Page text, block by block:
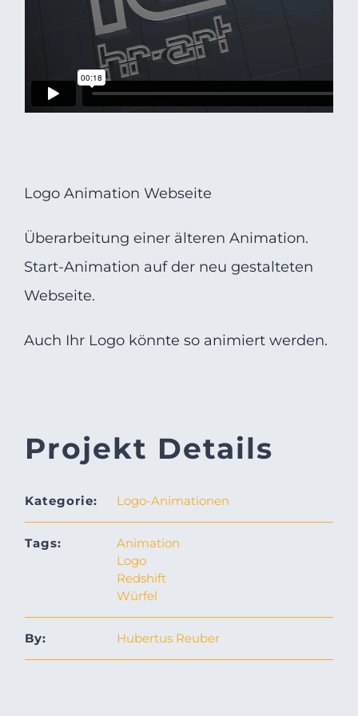
Logo Animation Webseite
Überarbeitung einer älteren Animation.
Start-Animation auf der neu gestalteten
Webseite.
Auch Ihr Logo könnte so animiert werden.
Projekt Details
Kategorie: Logo-Animationen
Tags:
Animation
Logo
Redshift
Würfel
By: Hubertus Reuber